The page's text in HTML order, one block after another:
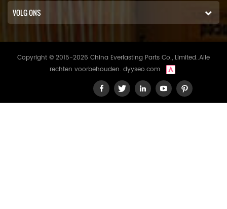
VOLG ONS
Copyright © 2015-2026 China Everlasting Parts Co., Limited..Alle
rechten voorbehouden. dyyseo.com